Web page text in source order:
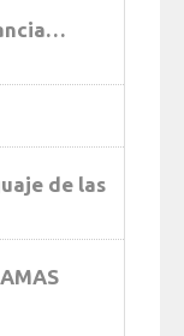
de las